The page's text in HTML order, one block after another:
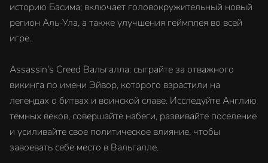
историю Басима; включает головокружительный новый
регион Аль-Ула, а также улучшения геймплея во всей
игре.
Assassin's Creed Вальгалла: сыграйте за отважного
викинга по имени Эйвор, которого взрастили на
легендах о битвах и воинской славе. Исследуйте Англию
темных веков, совершайте набеги, развивайте поселение
и усиливайте свое политическое влияние, чтобы
завоевать себе место в Вальгалле.